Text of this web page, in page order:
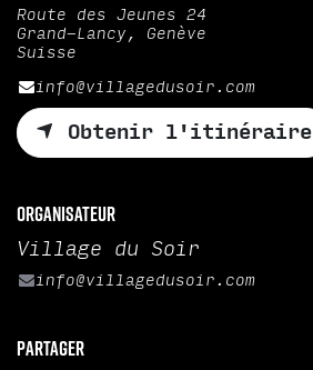
Route des Jeunes 24
Grand-Lancy, Genève
Suisse
info@villagedusoir.com
Obtenir l'itinéraire
Organisateur
Village du Soir
info@villagedusoir.com
Partager